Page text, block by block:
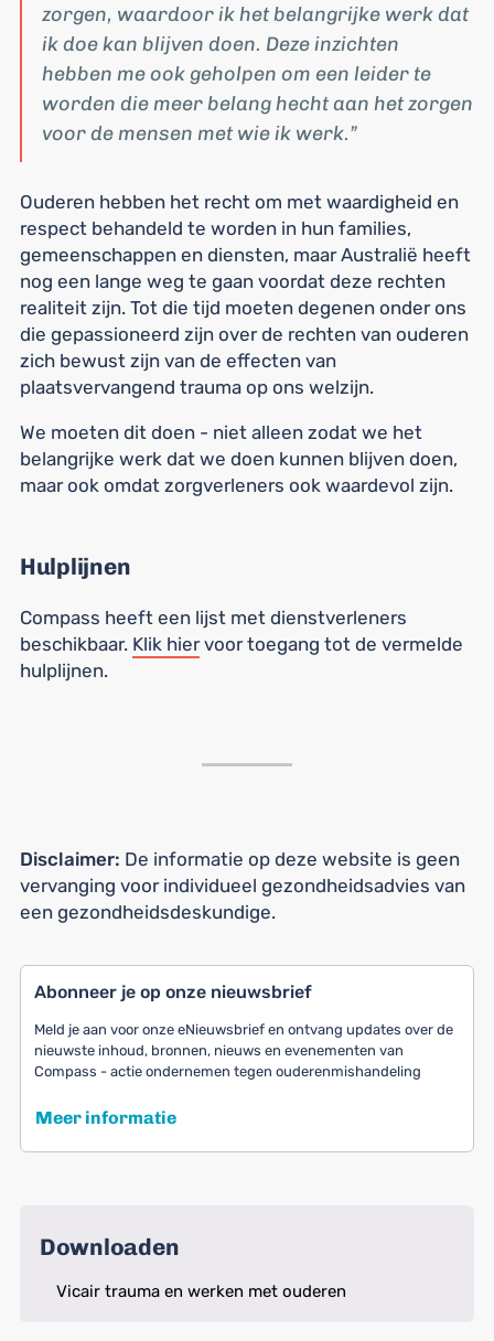
zorgen, waardoor ik het belangrijke werk dat
ik doe kan blijven doen. Deze inzichten
hebben me ook geholpen om een leider te
worden die meer belang hecht aan het zorgen
voor de mensen met wie ik werk.
Ouderen hebben het recht om met waardigheid en
respect behandeld te worden in hun families,
gemeenschappen en diensten, maar Australië heeft
nog een lange weg te gaan voordat deze rechten
realiteit zijn. Tot die tijd moeten degenen onder ons
die gepassioneerd zijn over de rechten van ouderen
zich bewust zijn van de effecten van
plaatsvervangend trauma op ons welzijn.
We moeten dit doen - niet alleen zodat we het
belangrijke werk dat we doen kunnen blijven doen,
maar ook omdat zorgverleners ook waardevol zijn.
Hulplijnen
Compass heeft een lijst met dienstverleners
beschikbaar. Klik hiervoor toegang tot de vermelde
hulplijnen.
Disclaimer: De informatie op deze website is geen
vervanging voor individueel gezondheidsadvies van
een gezondheidsdeskundige.
Abonneer je op onze nieuwsbrief
Meld je aan voor onze eNieuwsbrief en ontvang updates over de
nieuwste inhoud, bronnen, nieuws en evenementen van
Compass - actie ondernemen tegen ouderenmishandeling
Meer informatie
Downloaden
Vicair trauma en werken met ouderen